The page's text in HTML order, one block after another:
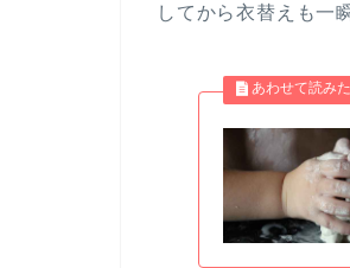
してから衣替えも一